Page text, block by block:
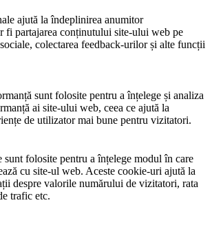
ajută la îndeplinirea anumitor
fi partajarea conținutului site-ului web pe
colectarea feedback-urilor și alte funcții
sunt folosite pentru a înțelege și analiza
ai site-ului web, ceea ce ajută la
de utilizator mai bune pentru vizitatori.
folosite pentru a înțelege modul în care
cu site-ul web. Aceste cookie-uri ajută la
despre valorile numărului de vizitatori, rata
trafic etc.